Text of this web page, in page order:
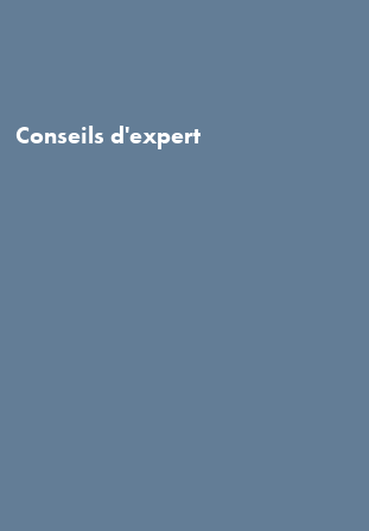
Conseils d'expert